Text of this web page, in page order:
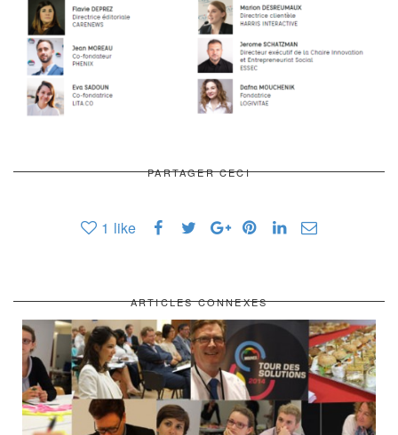
PARTAGER CECI
1 like
ARTICLES CONNEXES